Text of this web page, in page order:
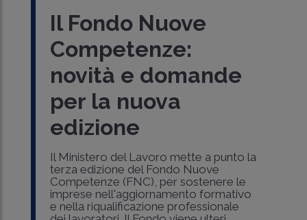
Il Fondo Nuove
Competenze:
novità e domande
per la nuova
edizione
Il Ministero del Lavoro mette a punto la
terza edizione del Fondo Nuove
Competenze (FNC), per sostenere le
imprese nell'aggiornamento formativo
e nella riqualificazione professionale